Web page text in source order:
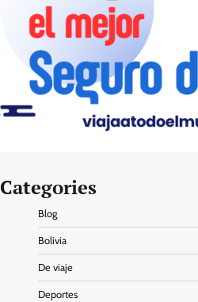
Categories
Blog
Bolivia
De viaje
Deportes